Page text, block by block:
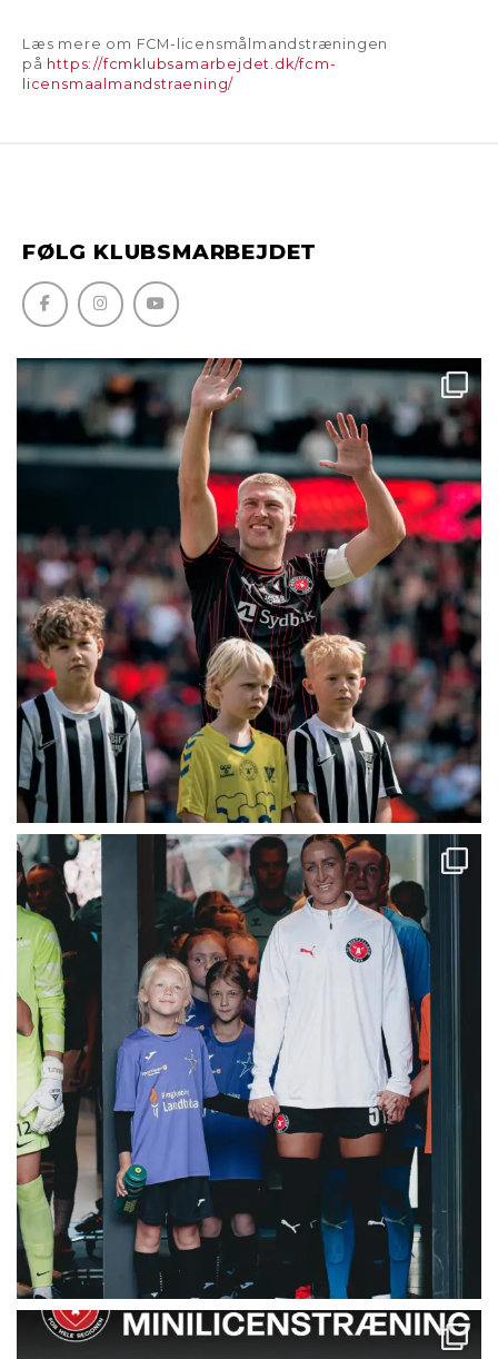
Læs mere om FCM-licensmålmandstræningen
på https://fcmklubsamarbejdet.dk/fcm-
licensmaalmandstraening/
FØLG KLUBSMARBEJDET